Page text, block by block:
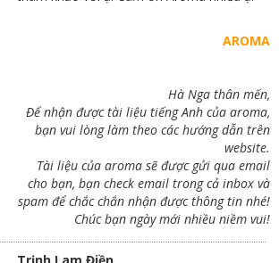
AROMA
Hà Nga thân mến,
Để nhận được tài liệu tiếng Anh của aroma,
bạn vui lòng làm theo các hướng dẫn trên
website.
Tài liệu của aroma sẽ được gửi qua email
cho bạn, bạn check email trong cả inbox và
spam để chắc chắn nhận được thông tin nhé!
Chúc bạn ngày mới nhiều niềm vui!
Trịnh Lam Điền